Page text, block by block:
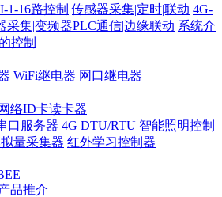
1-16路控制|传感器采集|定时|联动 4G-
采集|变频器PLC通信|边缘联动 系统介
控制
WiFi继电器 网口继电器
网络ID卡读卡器
口服务器 4G DTU/RTU 智能照明控制
量采集器 红外学习控制器
品推介